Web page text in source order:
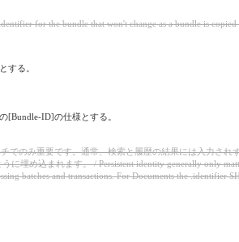
for the bundle that won't change as a bundle is copied
する。
[Bundle-ID]の仕様とする。
のみ重要です。通常、検索と履歴の結果には入力さ
め込まれます。 / Persistent identity generally only
batches and transactions. For Documents the .identifier